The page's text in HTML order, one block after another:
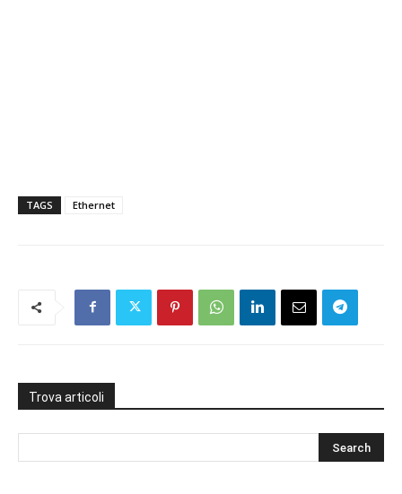
TAGS Ethernet
Trova articoli